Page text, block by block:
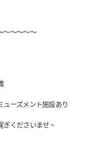
～～～～～
ューズメント施設あり
くださいませ。